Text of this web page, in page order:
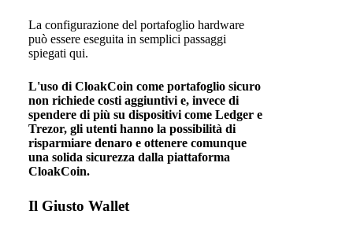
La configurazione del portafoglio hardware
può essere eseguita in semplici passaggi
spiegati qui.
L'uso di CloakCoin come portafoglio sicuro
non richiede costi aggiuntivi e, invece di
spendere di più su dispositivi come Ledger e
Trezor, gli utenti hanno la possibilità di
risparmiare denaro e ottenere comunque
una solida sicurezza dalla piattaforma
CloakCoin.
Il Giusto Wallet